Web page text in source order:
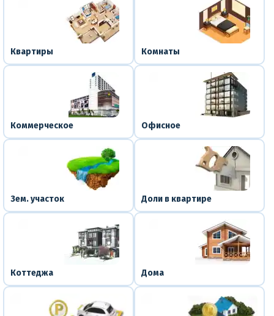
Квартиры Комнаты
Коммерческое Офисное
Зем. участок Доли в квартире
Коттеджа Дома